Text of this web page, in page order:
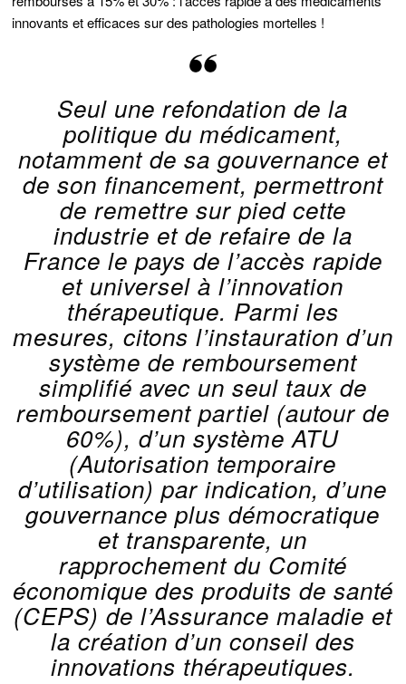
innovants et efficaces sur des pathologies mortelles !
Seul une refondation de la
politique du médicament,
notamment de sa gouvernance et
de son financement, permettront
de remettre sur pied cette
industrie et de refaire de la
France le pays de l’accès rapide
et universel à l’innovation
thérapeutique. Parmi les
mesures, citons l’instauration d’un
système de remboursement
simplifié avec un seul taux de
remboursement partiel (autour de
60%), d’un système ATU
(Autorisation temporaire
d’utilisation) par indication, d’une
gouvernance plus démocratique
et transparente, un
rapprochement du Comité
économique des produits de santé
(CEPS) de l’Assurance maladie et
la création d’un conseil des
innovations thérapeutiques.